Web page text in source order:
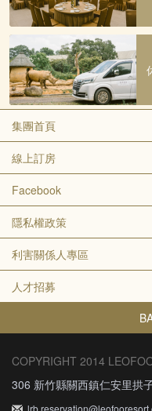
集團首頁
線上訂房
Facebook
隱私權政策
利害關係人專區
人才招募
COPYRIGHT 2014
306 新竹縣關西鎮仁安里拱